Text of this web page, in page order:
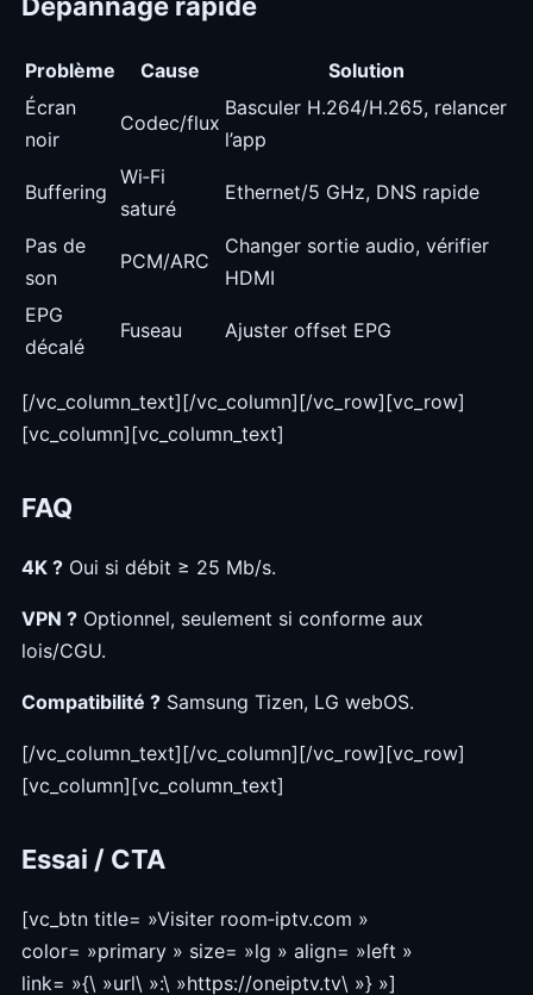
Dépannage rapide
Problème Cause
Solution
Écran
noir
Codec/flux
Basculer H.264/H.265, relancer
l’app
Buffering
Wi‑Fi
saturé
Ethernet/5 GHz, DNS rapide
Pas de
son
PCM/ARC
Changer sortie audio, vérifier
HDMI
EPG
décalé
Fuseau Ajuster offset EPG
[/vc_column_text][/vc_column][/vc_row][vc_row]
[vc_column][vc_column_text]
FAQ
4K ? Oui si débit ≥ 25 Mb/s.
VPN ? Optionnel, seulement si conforme aux
lois/CGU.
Compatibilité ? Samsung Tizen, LG webOS.
[/vc_column_text][/vc_column][/vc_row][vc_row]
[vc_column][vc_column_text]
Essai / CTA
[vc_btn title= »Visiter room‑iptv.com »
color= »primary » size= »lg » align= »left »
link= »{\ »url\ »:\ »https://oneiptv.tv\ »} »]